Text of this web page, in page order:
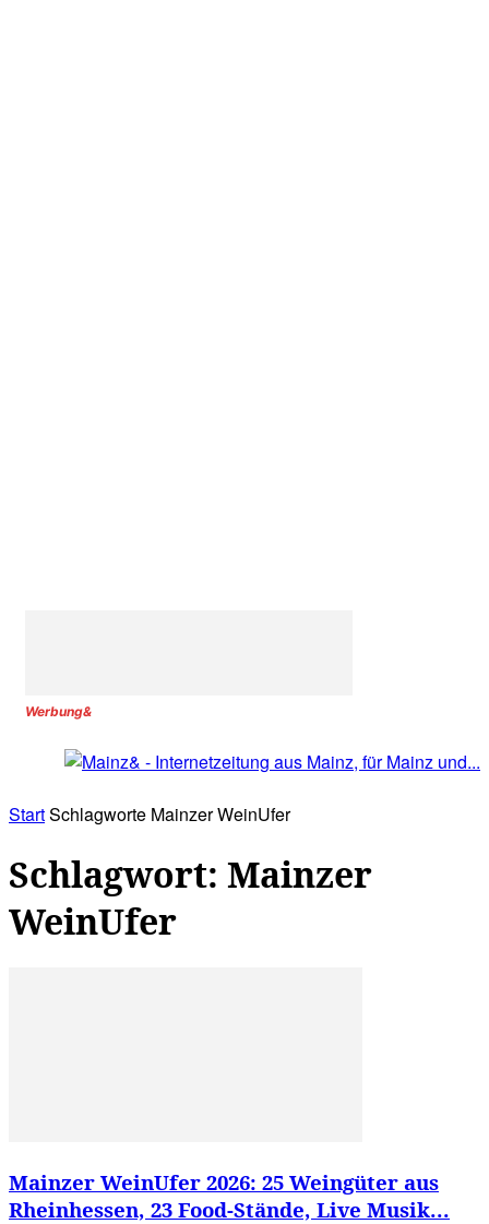
Werbung&
StartSchlagworte Mainzer WeinUfer
Schlagwort: Mainzer
WeinUfer
Mainzer WeinUfer 2026: 25 Weingüter aus
Rheinhessen, 23 Food-Stände, Live Musik...